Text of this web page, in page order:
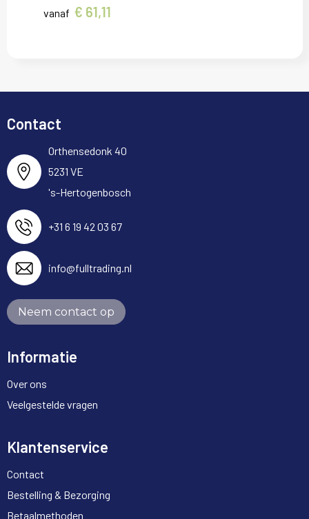
vanaf € 61,11
Contact
Orthensedonk 40
5231 VE
's-Hertogenbosch
+31 6 19 42 03 67
info@fulltrading.nl
Neem contact op
Informatie
Over ons
Veelgestelde vragen
Klantenservice
Contact
Bestelling & Bezorging
Betaalmethoden